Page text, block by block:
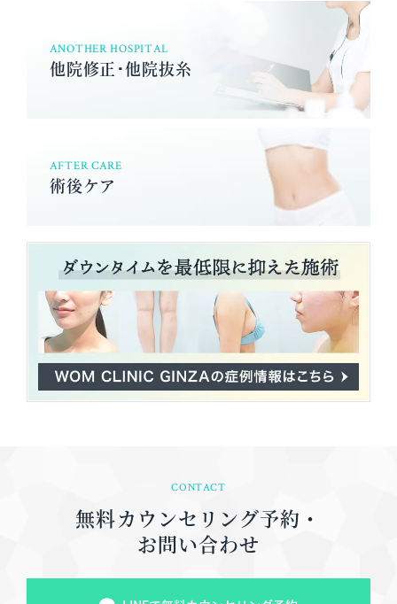
ANOTHER HOSPITAL
他院修正･他院抜糸
AFTER CARE
術後ケア
CONTACT
無料カウンセリング予約・
お問い合わせ